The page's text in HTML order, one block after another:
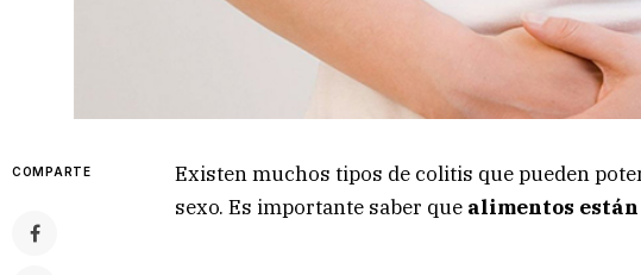
COMPARTE
Existen muchos tipos de colitis que pueden
sexo. Es importante saber que alimentos